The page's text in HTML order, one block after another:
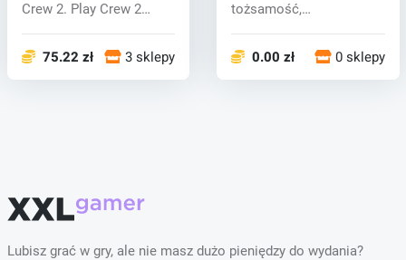
Crew 2. Play Crew 2
75.22 zł 3 sklepy
tożsamość,
zarzutu, niesamo...
0.00 zł 0 sklepy
Lubisz grać w gry, ale nie masz dużo pieniędzy do wydania?